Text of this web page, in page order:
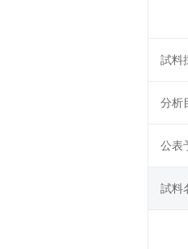
試料
分析
公表
試料